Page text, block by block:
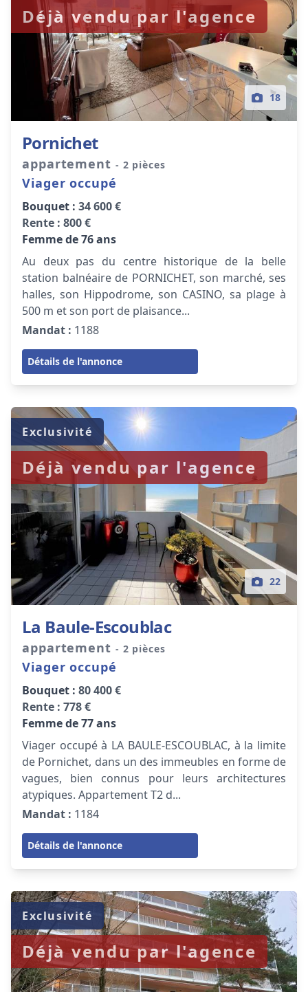
18
Déjà vendu par l'agence
Pornichet
appartement - 2 pièces
Viager occupé
Bouquet : 34 600 €
Rente : 800 €
Femme de 76 ans
Au deux pas du centre historique de la belle
station balnéaire de PORNICHET, son marché, ses
halles, son Hippodrome, son CASINO, sa plage à
500 m et son port de plaisance...
Mandat : 1188
Détails de l'annonce
22
Exclusivité
Déjà vendu par l'agence
La Baule-Escoublac
appartement - 2 pièces
Viager occupé
Bouquet : 80 400 €
Rente : 778 €
Femme de 77 ans
Viager occupé à LA BAULE-ESCOUBLAC, à la limite
de Pornichet, dans un des immeubles en forme de
vagues, bien connus pour leurs architectures
atypiques. Appartement T2 d...
Mandat : 1184
Détails de l'annonce
Exclusivité
Déjà vendu par l'agence